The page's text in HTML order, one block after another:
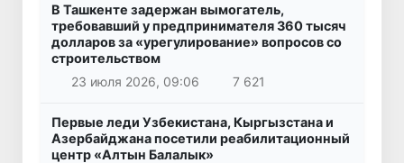
В Ташкенте задержан вымогатель,
требовавший у предпринимателя 360 тысяч
долларов за «урегулирование» вопросов со
строительством
23 июля 2026, 09:06
7 621
Первые леди Узбекистана, Кыргызстана и
Азербайджана посетили реабилитационный
центр «Алтын Балалык»